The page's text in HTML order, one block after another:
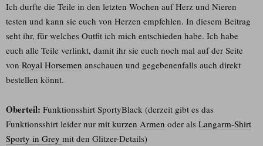
Ich durfte die Teile in den letzten Wochen auf Herz und Nieren
testen und kann sie euch von Herzen empfehlen. In diesem Beitrag
seht ihr, für welches Outfit ich mich entschieden habe. Ich habe
euch alle Teile verlinkt, damit ihr sie euch noch mal auf der Seite
von Royal Horsemen anschauen und gegebenenfalls auch direkt
bestellen könnt.
Oberteil: Funktionsshirt SportyBlack (derzeit gibt es das
Funktionsshirt leider nur mit kurzen Armen oder als Langarm-Shirt
Sporty in Grey mit den Glitzer-Details)